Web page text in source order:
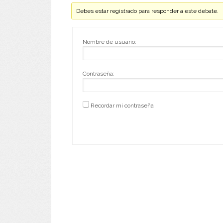
Debes estar registrado para responder a este debate.
Nombre de usuario:
Contraseña:
Recordar mi contraseña